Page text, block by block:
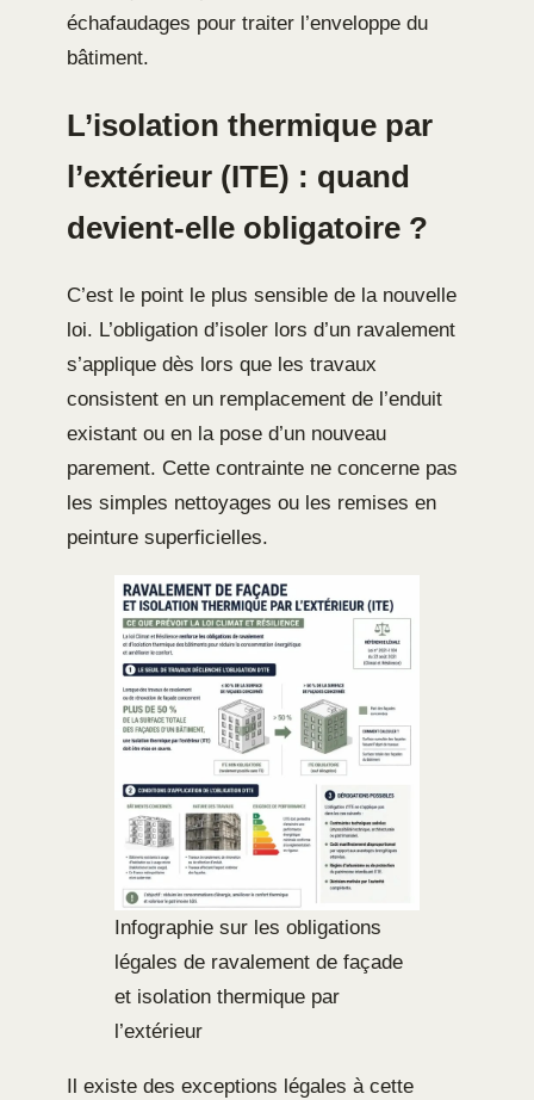
échafaudages pour traiter l’enveloppe du
bâtiment.
L’isolation thermique par
l’extérieur (ITE) : quand
devient-elle obligatoire ?
C’est le point le plus sensible de la nouvelle
loi. L’obligation d’isoler lors d’un ravalement
s’applique dès lors que les travaux
consistent en un remplacement de l’enduit
existant ou en la pose d’un nouveau
parement. Cette contrainte ne concerne pas
les simples nettoyages ou les remises en
peinture superficielles.
Infographie sur les obligations
légales de ravalement de façade
et isolation thermique par
l’extérieur
Il existe des exceptions légales à cette